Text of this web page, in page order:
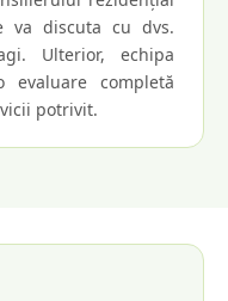
va discuta cu dvs.
Ulterior, echipa
completă
potrivit.